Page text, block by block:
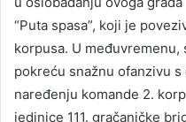
“Puta spasa”, koji je
korpusa. U
pokreću snažnu ofanzivu
naređenju komande 2.
jedinice 111. gračaničke